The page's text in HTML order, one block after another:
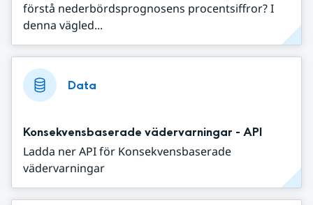
förstå nederbördsprognosens procentsiffror? I
denna vägled...
Data
Konsekvensbaserade vädervarningar - API
Ladda ner API för Konsekvensbaserade
vädervarningar